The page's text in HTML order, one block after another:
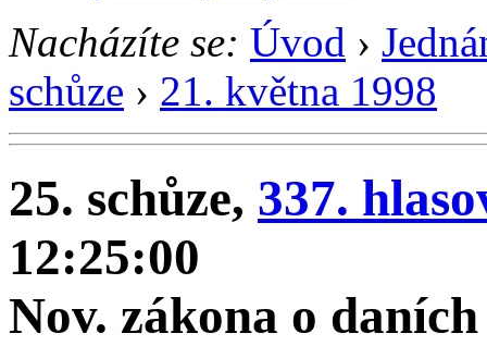
Nacházíte se: Úvod ›
schůze › 21. května 1998
25. schůze, 337.
12:25:00
Nov. zákona o daních